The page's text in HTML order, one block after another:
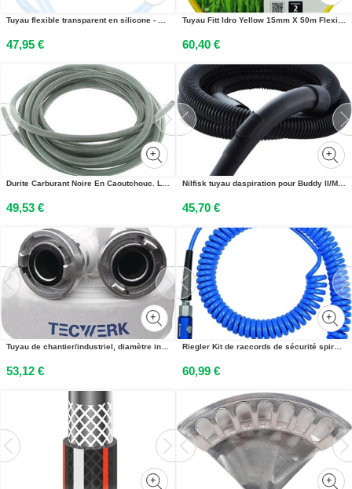
Tuyau flexible transparent en silicone - haute qualité - 1,5 m - 12 x 16 mm
47,95 €
Tuyau Fitt Idro Yellow 15mm X 50m Flexibilité Et Résistance Longue Durée - Fitt France
60,40 €
Durite Carburant Noire En Caoutchouc. L: 5m ø: Ext:10mm ø Int: 4,5mm
49,53 €
Nilfisk tuyau daspiration pour Buddy II/Multi II - Aspirateur de fûts - Tuyau - Noir - Nilfisk - BUDDY II 18L T INOX EU MULTI II 22T UK MULTI II 30 T INOX VSC EU BUDDY II 12...
45,70 €
Tuyau de chantier/industriel, diamètre intérieur 50 mm, longueur 20 m, blanc
53,12 €
Riegler Kit de raccords de sécurité spiralés à bouton-poussoir, PU,¸ 10x6,5, 6,0 m
60,99 €